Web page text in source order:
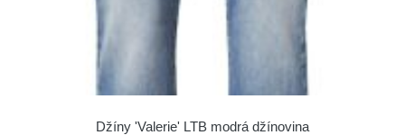
Džíny 'Valerie' LTB modrá džínovina